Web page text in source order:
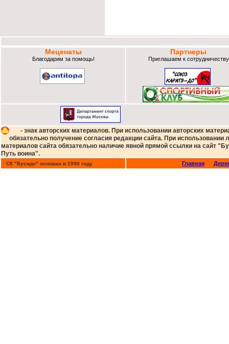
Меценаты
Благодарим за помощь!
Партнеры
Приглашаем к
- знак авторских материалов. При использовании авторских
обязательно получение согласия редакции сайта. При использовании
материалов сайта обязательно наличие явной прямой ссылки на сайт
Путь воина".
СК "Бусидо" основан в 1990 году Главная